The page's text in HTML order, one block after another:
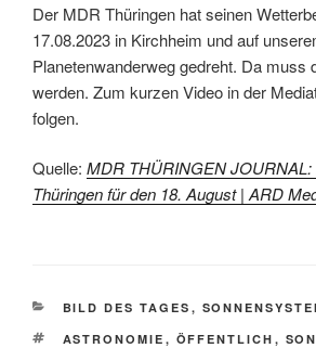
Der MDR Thüringen hat seinen
17.08.2023 in Kirchheim und auf
Planetenwanderweg gedreht. Da muss
werden. Zum kurzen Video in der
folgen.
Quelle: MDR THÜRINGEN JOURNAL:
Thüringen für den 18. August | ARD
KATEGORIEN
BILD DES TAGES ,
SCHLAGWÖRTER
ASTRONOMIE , ÖFFENTLICH ,